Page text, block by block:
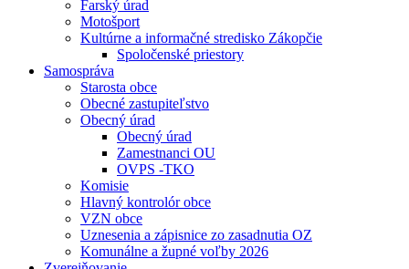
Farský úrad
Motošport
Kultúrne a informačné stredisko Zákopčie
Spoločenské priestory
Samospráva
Starosta obce
Obecné zastupiteľstvo
Obecný úrad
Obecný úrad
Zamestnanci OU
OVPS -TKO
Komisie
Hlavný kontrolór obce
VZN obce
Uznesenia a zápisnice zo zasadnutia OZ
Komunálne a župné voľby 2026